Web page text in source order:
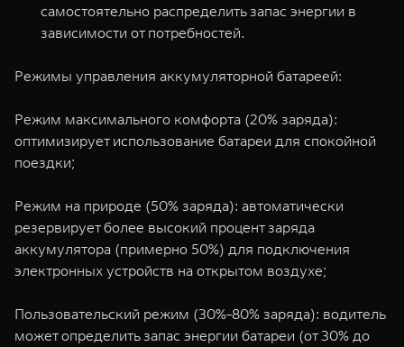
самостоятельно распределить запас энергии в
зависимости от потребностей.
Режимы управления аккумуляторной батареей:
Режим максимального комфорта (20% заряда):
оптимизирует использование батареи для спокойной
поездки;
Режим на природе (50% заряда): автоматически
резервирует более высокий процент заряда
аккумулятора (примерно 50%) для подключения
электронных устройств на открытом воздухе;
Пользовательский режим (30%-80% заряда): водитель
может определить запас энергии батареи (от 30% до